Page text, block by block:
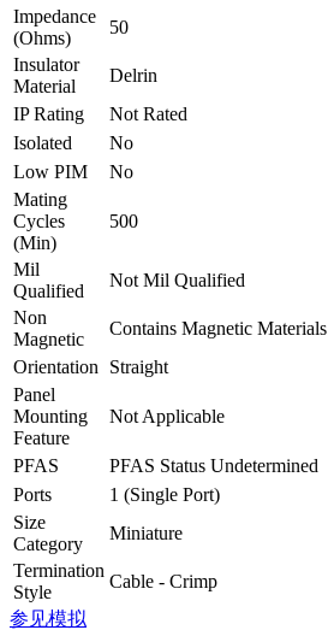
Impedance
(Ohms)
50
Insulator
Material
Delrin
IP Rating
Not Rated
Isolated
No
Low PIM
No
Mating
Cycles
(Min)
500
Mil
Qualified
Not Mil Qualified
Non
Magnetic
Contains Magnetic Materials
Orientation
Straight
Panel
Mounting
Feature
Not Applicable
PFAS
PFAS Status Undetermined
Ports
1 (Single Port)
Size
Category
Miniature
Termination
Style
Cable - Crimp
参见模拟